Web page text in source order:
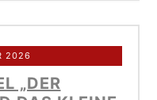
2026
„DER